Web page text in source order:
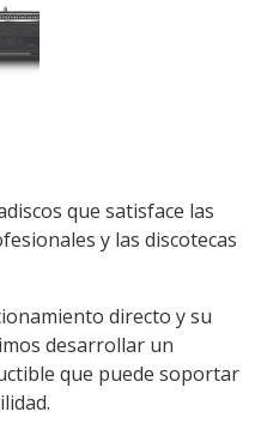
que satisface las
y las discotecas
directo y su
desarrollar un
que puede soportar